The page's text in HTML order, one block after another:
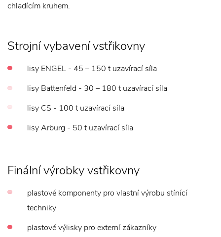
chladícím kruhem.
Strojní vybavení vstřikovny
lisy ENGEL - 45 – 150 t uzavírací síla
lisy Battenfeld - 30 – 180 t uzavírací síla
lisy CS - 100 t uzavírací síla
lisy Arburg - 50 t uzavírací síla
Finální výrobky vstřikovny
plastové komponenty pro vlastní výrobu stínící
techniky
plastové výlisky pro externí zákazníky